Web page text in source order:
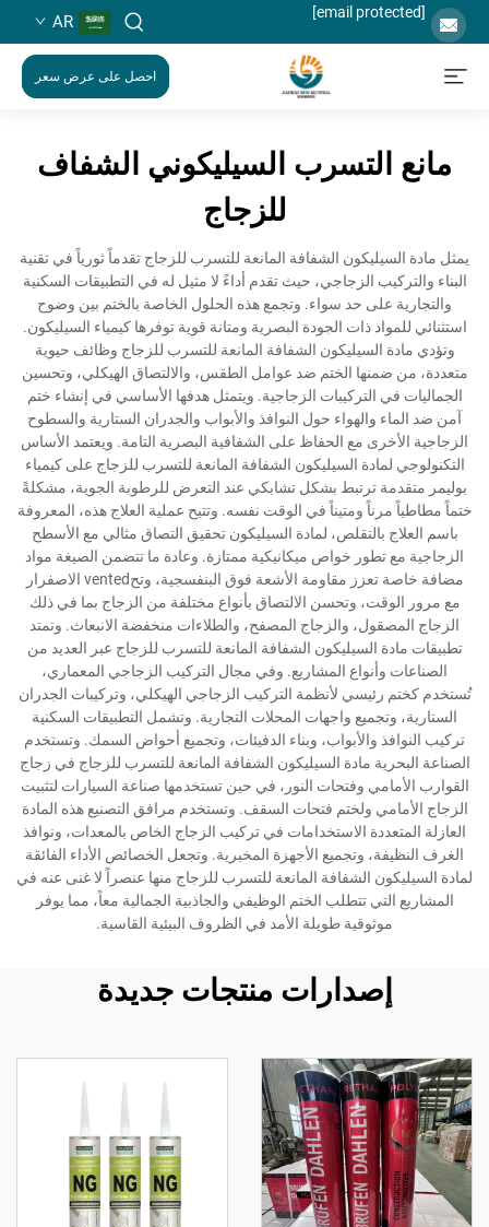
[email protected]
AR
احصل على عرض سعر
مانع التسرب السيليكوني الشفاف
للزجاج
يمثل مادة السيليكون الشفافة المانعة للتسرب للزجاج تقدماً ثورياً في تقنية
البناء والتركيب الزجاجي، حيث تقدم أداءً لا مثيل له في التطبيقات السكنية
والتجارية على حد سواء. وتجمع هذه الحلول الخاصة بالختم بين وضوح
استثنائي للمواد ذات الجودة البصرية ومتانة قوية توفرها كيمياء السيليكون.
وتؤدي مادة السيليكون الشفافة المانعة للتسرب للزجاج وظائف حيوية
متعددة، من ضمنها الختم ضد عوامل الطقس، والالتصاق الهيكلي، وتحسين
الجماليات في التركيبات الزجاجية. ويتمثل هدفها الأساسي في إنشاء ختم
آمن ضد الماء والهواء حول النوافذ والأبواب والجدران الستارية والسطوح
الزجاجية الأخرى مع الحفاظ على الشفافية البصرية التامة. ويعتمد الأساس
التكنولوجي لمادة السيليكون الشفافة المانعة للتسرب للزجاج على كيمياء
بوليمر متقدمة ترتبط بشكل تشابكي عند التعرض للرطوبة الجوية، مشكلةً
ختماً مطاطياً مرناً ومتيناً في الوقت نفسه. وتتيح عملية العلاج هذه، المعروفة
باسم العلاج بالتقلص، لمادة السيليكون تحقيق التصاق مثالي مع الأسطح
الزجاجية مع تطور خواص ميكانيكية ممتازة. وعادة ما تتضمن الصيغة مواد
مضافة خاصة تعزز مقاومة الأشعة فوق البنفسجية، وتحvented الاصفرار
مع مرور الوقت، وتحسن الالتصاق بأنواع مختلفة من الزجاج بما في ذلك
الزجاج المصقول، والزجاج المصفح، والطلاءات منخفضة الانبعاث. وتمتد
تطبيقات مادة السيليكون الشفافة المانعة للتسرب للزجاج عبر العديد من
الصناعات وأنواع المشاريع. وفي مجال التركيب الزجاجي المعماري،
تُستخدم كختم رئيسي لأنظمة التركيب الزجاجي الهيكلي، وتركيبات الجدران
الستارية، وتجميع واجهات المحلات التجارية. وتشمل التطبيقات السكنية
تركيب النوافذ والأبواب، وبناء الدفيئات، وتجميع أحواض السمك. وتستخدم
الصناعة البحرية مادة السيليكون الشفافة المانعة للتسرب للزجاج في زجاج
القوارب الأمامي وفتحات النور، في حين تستخدمها صناعة السيارات لتثبيت
الزجاج الأمامي ولختم فتحات السقف. وتستخدم مرافق التصنيع هذه المادة
العازلة المتعددة الاستخدامات في تركيب الزجاج الخاص بالمعدات، ونوافذ
الغرف النظيفة، وتجميع الأجهزة المخبرية. وتجعل الخصائص الأداء الفائقة
لمادة السيليكون الشفافة المانعة للتسرب للزجاج منها عنصراً لا غنى عنه في
المشاريع التي تتطلب الختم الوظيفي والجاذبية الجمالية معاً، مما يوفر
موثوقية طويلة الأمد في الظروف البيئية القاسية.
إصدارات منتجات جديدة